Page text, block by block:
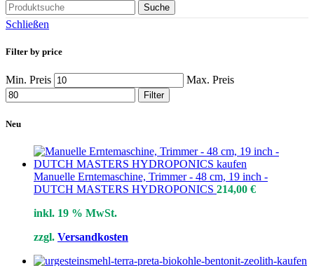
Suche
Schließen
Filter by price
Min. Preis Max. Preis
Filter
Neu
Manuelle Erntemaschine, Trimmer - 48 cm, 19 inch -
DUTCH MASTERS HYDROPONICS 214,00 €
inkl. 19 % MwSt.
zzgl. Versandkosten